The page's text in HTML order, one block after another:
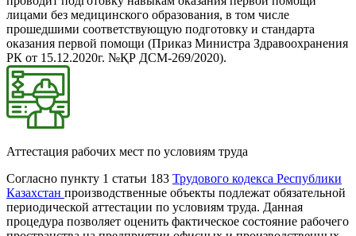
лицами без медицинского образования, в том числе
прошедшими соответствующую подготовку и стандарта
оказания первой помощи (Приказ Министра Здравоохранения
РК от 15.12.2020г. №ҚР ДСМ-269/2020).
Аттестация рабочих мест по условиям труда
Согласно пункту 1 статьи 183 Трудового кодекса Республики
Казахстан производственные объекты подлежат обязательной
периодической аттестации по условиям труда. Данная
процедура позволяет оценить фактическое состояние рабочего